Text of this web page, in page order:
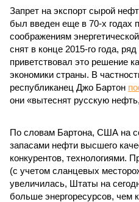
Запрет на экспорт сырой
был введен еще в 70-х годах
соображениям
снят в конце 2015-го года,
приветствовал это решение
экономики страны. В
республиканец Джо Бартон
они «вытеснят русскую
По словам Бартона, США на
запасами нефти высшего
конкурентов,
(с учетом сланцевых
увеличилась, Штаты на
больше энергоресурсов, чем